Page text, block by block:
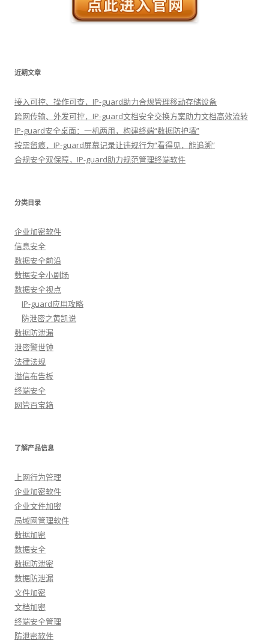
近期文章
接入可控、操作可查，IP-guard助力合规管理移动存储设备
跨网传输、外发可控，IP-guard文档安全交换方案助力文档高效流转
IP-guard安全桌面：一机两用，构建终端“数据防护墙”
按需留痕，IP-guard屏幕记录让违规行为“看得见，能追溯”
合规安全双保障，IP-guard助力规范管理终端软件
分类目录
企业加密软件
信息安全
数据安全前沿
数据安全小剧场
数据安全视点
IP-guard应用攻略
防泄密之黄凯说
数据防泄漏
泄密警世钟
法律法规
溢信布告板
终端安全
网管百宝箱
了解产品信息
上网行为管理
企业加密软件
企业文件加密
局域网管理软件
数据加密
数据安全
数据防泄密
数据防泄漏
文件加密
文档加密
终端安全管理
防泄密软件